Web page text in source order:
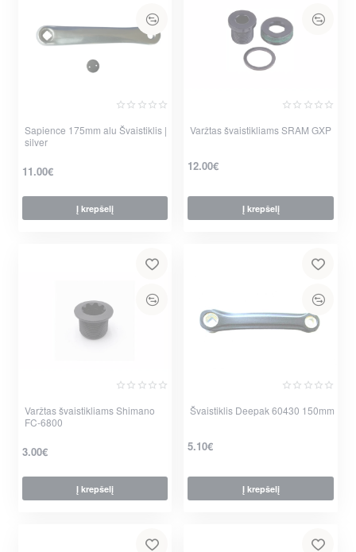
Sapience 175mm alu Švaistiklis |
silver
11.00€
Į krepšelį
Varžtas švaistikliams SRAM GXP
12.00€
Į krepšelį
Varžtas švaistikliams Shimano
FC-6800
3.00€
Į krepšelį
Švaistiklis Deepak 60430 150mm
5.10€
Į krepšelį